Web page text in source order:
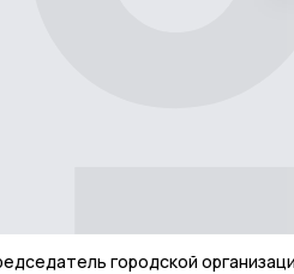
городской